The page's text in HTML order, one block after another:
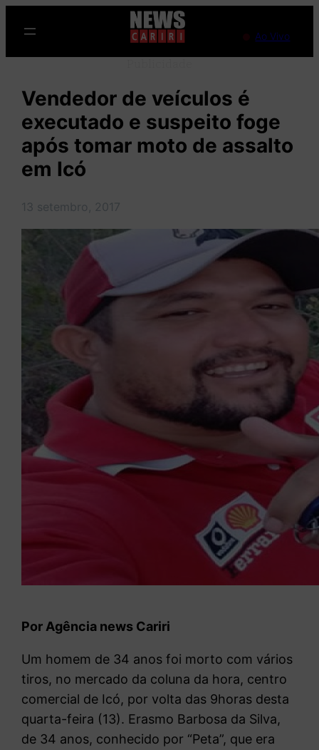
para
o
Ao Vivo
Vendedor de veículos é
executado e suspeito foge
após tomar moto de assalto
em Icó
13 setembro, 2017
Por Agência news Cariri
Um homem de 34 anos foi morto com vários
tiros, no mercado da coluna da hora, centro
comercial de Icó, por volta das 9horas desta
quarta-feira (13). Erasmo Barbosa da Silva,
de 34 anos, conhecido por “Peta”, que era